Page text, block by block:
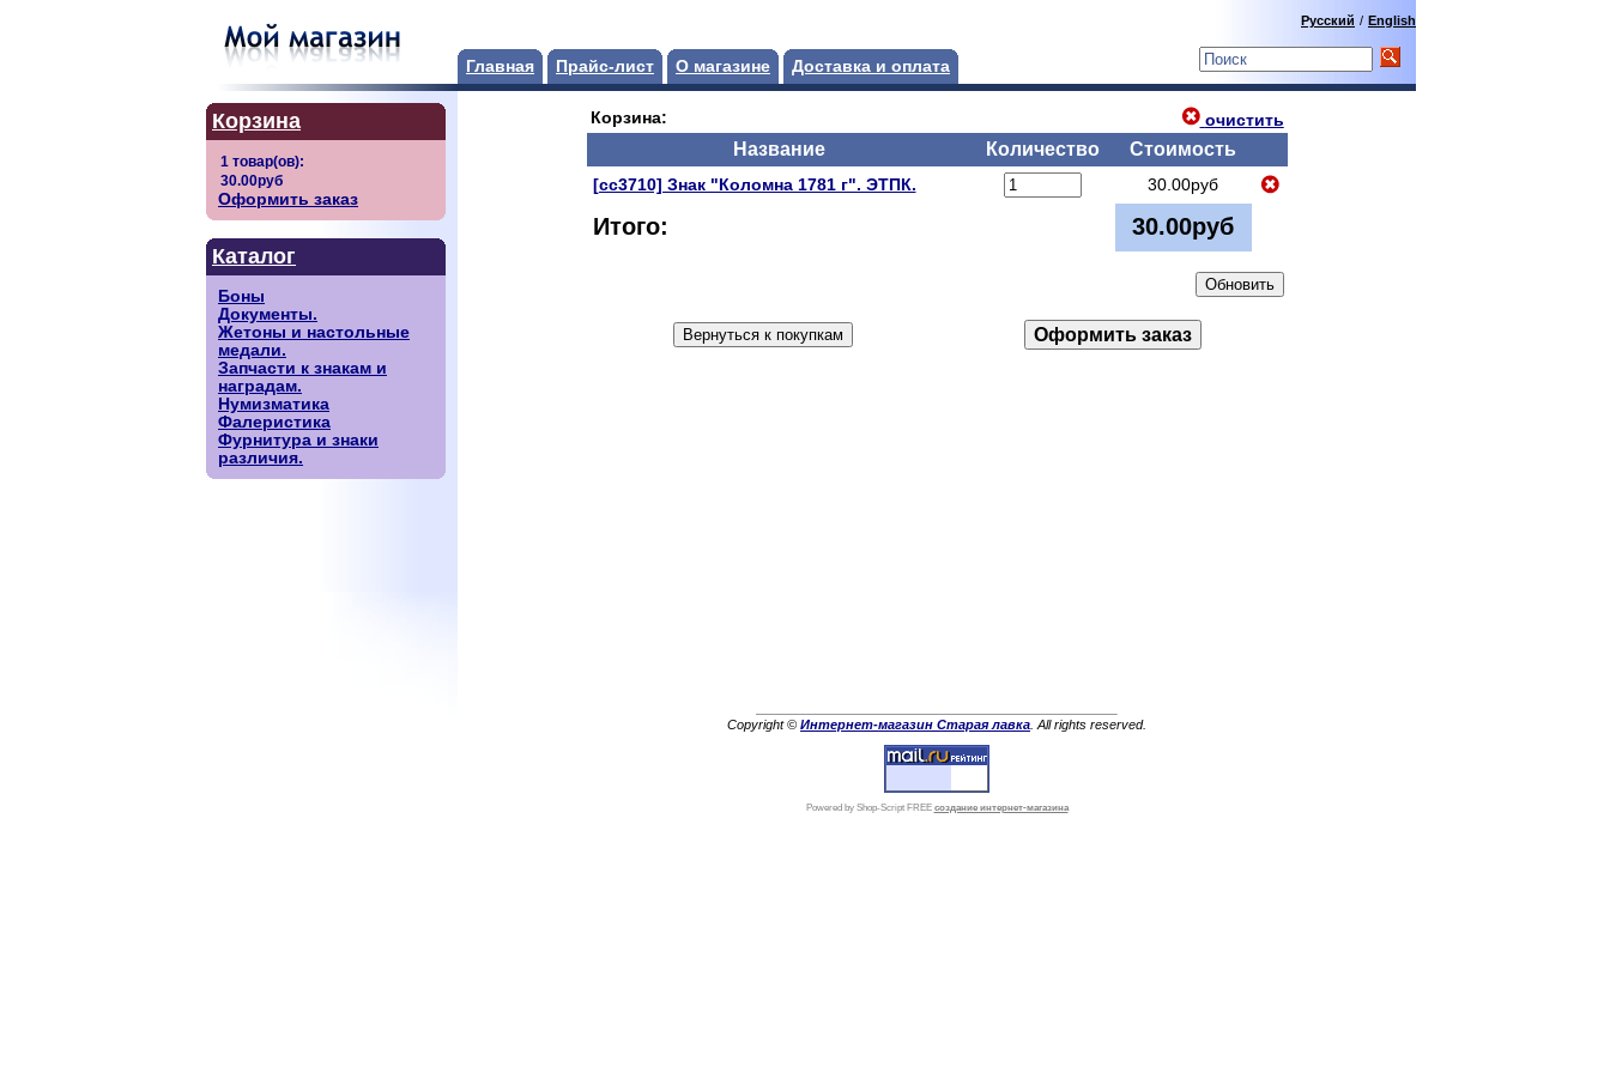
Главная Прайс-лист О магазине Доставка и оплата
Русский / English
Корзина
Оформить заказ
Каталог
Боны
Документы.
Жетоны и настольные
медали.
Запчасти к знакам и
наградам.
Нумизматика
Фалеристика
Фурнитура и знаки
различия.
Корзина: очистить
Название Количество Стоимость
[сс3710] Знак "Коломна 1781 г". ЭТПК. 30.00руб
Итого: 30.00руб
Copyright © Интернет-магазин Старая лавка . All rights reserved.
Powered by Shop-Script FREE создание интернет-магазина